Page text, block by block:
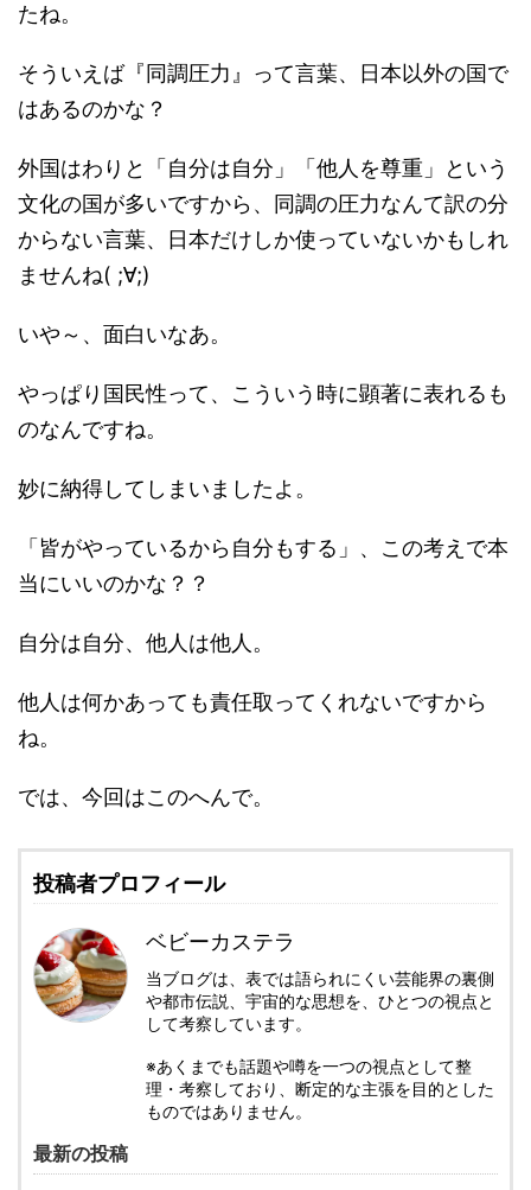
たね。
そういえば『同調圧力』って言葉、日本以外の国で
はあるのかな？
外国はわりと「自分は自分」「他人を尊重」という
文化の国が多いですから、同調の圧力なんて訳の分
からない言葉、日本だけしか使っていないかもしれ
ませんね( ;∀;)
いや～、面白いなあ。
やっぱり国民性って、こういう時に顕著に表れるも
のなんですね。
妙に納得してしまいましたよ。
「皆がやっているから自分もする」、この考えで本
当にいいのかな？？
自分は自分、他人は他人。
他人は何かあっても責任取ってくれないですから
ね。
では、今回はこのへんで。
投稿者プロフィール
ベビーカステラ
当ブログは、表では語られにくい芸能界の裏側
や都市伝説、宇宙的な思想を、ひとつの視点と
して考察しています。
※あくまでも話題や噂を一つの視点として整
理・考察しており、断定的な主張を目的とした
ものではありません。
最新の投稿